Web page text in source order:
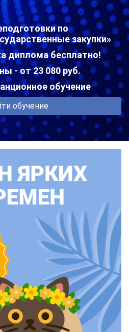
по
закупки»
диплома бесплатно!
- от 23 080 руб.
обучение
обучение